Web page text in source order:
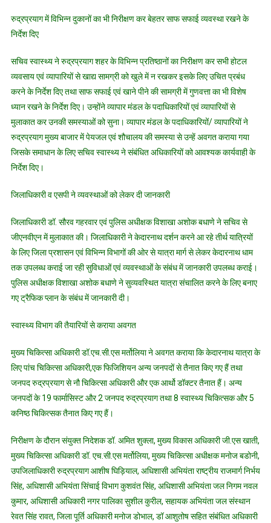
रुद्रप्रयाग में विभिन्न दुकानों का भी निरीक्षण कर बेहतर साफ सफाई व्यवस्था रखने के
निर्देश दिए
सचिव स्वास्थ्य ने रुद्रप्रयाग शहर के विभिन्न प्रतिष्ठानों का निरीक्षण कर सभी होटल
व्यवसाय एवं व्यापारियों से खाद्य सामग्री को खुले में न रखकर इसके लिए उचित प्रबंध
करने के निर्देश दिए तथा साफ सफाई एवं खाने पीने की सामग्री में गुणवत्ता का भी विशेष
ध्यान रखने के निर्देश दिए। उन्होंने व्यापार मंडल के पदाधिकारियों एवं व्यापारियों से
मुलाकात कर उनकी समस्याओं को सुना। व्यापार मंडल के पदाधिकारियों/ व्यापारियों ने
रुद्रप्रयाग मुख्य बाजार में पेयजल एवं शौचालय की समस्या से उन्हें अवगत कराया गया
जिसके समाधान के लिए सचिव स्वास्थ्य ने संबंधित अधिकारियों को आवश्यक कार्यवाही के
निर्देश दिए।
जिलाधिकारी व एसपी ने व्यवस्थाओं को लेकर दी जानकारी
जिलाधिकारी डॉ. सौरव गहरवार एवं पुलिस अधीक्षक विशाखा अशोक बधाणे ने सचिव से
जीएनवीएन में मुलाकात की। जिलाधिकारी ने केदारनाथ दर्शन करने आ रहे तीर्थ यात्रियों
के लिए जिला प्रशासन एवं विभिन्न विभागों की ओर से यात्रा मार्ग से लेकर केदारनाथ धाम
तक उपलब्ध कराई जा रही सुविधाओं एवं व्यवस्थाओं के संबंध में जानकारी उपलब्ध कराई।
पुलिस अधीक्षक विशाखा अशोक बधाणे ने सुव्यवस्थित यात्रा संचालित करने के लिए बनाए
गए ट्रैफिक प्लान के संबंध में जानकारी दी।
स्वास्थ्य विभाग की तैयारियों से कराया अवगत
मुख्य चिकित्सा अधिकारी डॉ.एच.सी.एस मर्तोलिया ने अवगत कराया कि केदारनाथ यात्रा के
लिए पांच चिकित्सा अधिकारी,एक फिजिशियन अन्य जनपदों से तैनात किए गए हैं तथा
जनपद रुद्रप्रयाग से नौ चिकित्सा अधिकारी और एक आर्थो डॉक्टर तैनात हैं। अन्य
जनपदों के 19 फार्मासिस्ट और 2 जनपद रुद्रप्रयाग तथा 8 स्वास्थ्य चिकित्सक और 5
कनिष्ठ चिकित्सक तैनात किए गए हैं।
निरीक्षण के दौरान संयुक्त निदेशक डॉ. अमित शुक्ला, मुख्य विकास अधिकारी जी.एस खाती,
मुख्य चिकित्सा अधिकारी डॉ. एच.सी.एस मर्तोलिया, मुख्य चिकित्सा अधीक्षक मनोज बडोनी,
उपजिलाधिकारी रुद्रप्रयाग आशीष घिड़ियाल, अधिशासी अभियंता राष्ट्रीय राजमार्ग निर्भय
सिंह, अधिशासी अभियंता सिंचाई विभाग कुशवंत सिंह, अधिशासी अभियंता जल निगम नवल
कुमार, अधिशासी अधिकारी नगर पालिका सुशील कुरील, सहायक अभियंता जल संस्थान
रेवत सिंह रावत, जिला पूर्ति अधिकारी मनोज डोभाल, डॉ आशुतोष सहित संबंधित अधिकारी